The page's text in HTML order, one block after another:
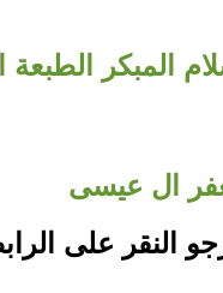
المبكر الطبعة
ال عيسى
النقر على